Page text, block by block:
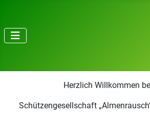
Herzlich Willkommen
Schützengesellschaft